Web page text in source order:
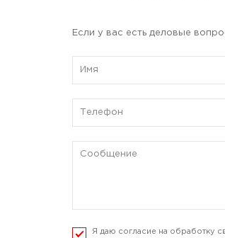
Если у вас есть деловые
Я даю согласие на обработку